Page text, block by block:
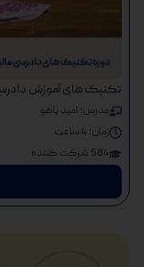
تکنیک های آموزش
مدرس: امید یاهو
زمان: 4 ساعت
584 شرکت کننده